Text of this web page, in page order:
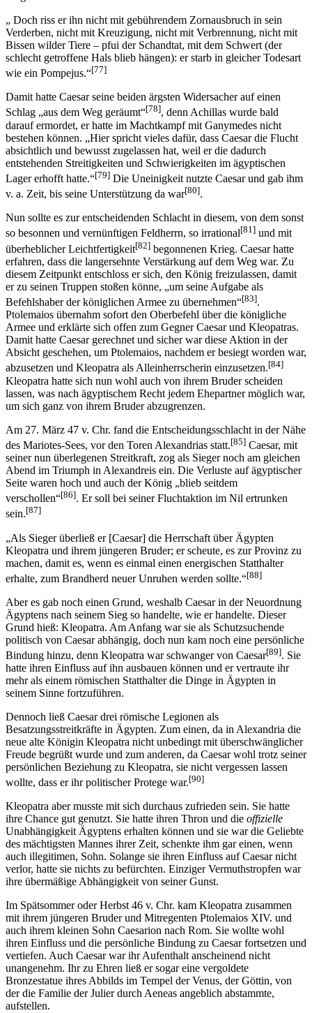
„ Doch riss er ihn nicht mit gebührendem Zornausbruch in sein
Verderben, nicht mit Kreuzigung, nicht mit Verbrennung, nicht mit
Bissen wilder Tiere – pfui der Schandtat, mit dem Schwert (der
schlecht getroffene Hals blieb hängen): er starb in gleicher Todesart
wie ein Pompejus.“[77]
Damit hatte Caesar seine beiden ärgsten Widersacher auf einen
Schlag „aus dem Weg geräumt“[78], denn Achillas wurde bald
darauf ermordet, er hatte im Machtkampf mit Ganymedes nicht
bestehen können. „Hier spricht vieles dafür, dass Caesar die Flucht
absichtlich und bewusst zugelassen hat, weil er die dadurch
entstehenden Streitigkeiten und Schwierigkeiten im ägyptischen
Lager erhofft hatte.“[79] Die Uneinigkeit nutzte Caesar und gab ihm
v. a. Zeit, bis seine Unterstützung da war[80].
Nun sollte es zur entscheidenden Schlacht in diesem, von dem sonst
so besonnen und vernünftigen Feldherrn, so irrational[81] und mit
überheblicher Leichtfertigkeit[82] begonnenen Krieg. Caesar hatte
erfahren, dass die langersehnte Verstärkung auf dem Weg war. Zu
diesem Zeitpunkt entschloss er sich, den König freizulassen, damit
er zu seinen Truppen stoßen könne, „um seine Aufgabe als
Befehlshaber der königlichen Armee zu übernehmen“[83].
Ptolemaios übernahm sofort den Oberbefehl über die königliche
Armee und erklärte sich offen zum Gegner Caesar und Kleopatras.
Damit hatte Caesar gerechnet und sicher war diese Aktion in der
Absicht geschehen, um Ptolemaios, nachdem er besiegt worden war,
abzusetzen und Kleopatra als Alleinherrscherin einzusetzen.[84]
Kleopatra hatte sich nun wohl auch von ihrem Bruder scheiden
lassen, was nach ägyptischem Recht jedem Ehepartner möglich war,
um sich ganz von ihrem Bruder abzugrenzen.
Am 27. März 47 v. Chr. fand die Entscheidungsschlacht in der Nähe
des Mariotes-Sees, vor den Toren Alexandrias statt.[85] Caesar, mit
seiner nun überlegenen Streitkraft, zog als Sieger noch am gleichen
Abend im Triumph in Alexandreis ein. Die Verluste auf ägyptischer
Seite waren hoch und auch der König „blieb seitdem
verschollen“[86]. Er soll bei seiner Fluchtaktion im Nil ertrunken
sein.[87]
„Als Sieger überließ er [Caesar] die Herrschaft über Ägypten
Kleopatra und ihrem jüngeren Bruder; er scheute, es zur Provinz zu
machen, damit es, wenn es einmal einen energischen Statthalter
erhalte, zum Brandherd neuer Unruhen werden sollte.“[88]
Aber es gab noch einen Grund, weshalb Caesar in der Neuordnung
Ägyptens nach seinem Sieg so handelte, wie er handelte. Dieser
Grund hieß: Kleopatra. Am Anfang war sie als Schutzsuchende
politisch von Caesar abhängig, doch nun kam noch eine persönliche
Bindung hinzu, denn Kleopatra war schwanger von Caesar[89]. Sie
hatte ihren Einfluss auf ihn ausbauen können und er vertraute ihr
mehr als einem römischen Statthalter die Dinge in Ägypten in
seinem Sinne fortzuführen.
Dennoch ließ Caesar drei römische Legionen als
Besatzungsstreitkräfte in Ägypten. Zum einen, da in Alexandria die
neue alte Königin Kleopatra nicht unbedingt mit überschwänglicher
Freude begrüßt wurde und zum anderen, da Caesar wohl trotz seiner
persönlichen Beziehung zu Kleopatra, sie nicht vergessen lassen
wollte, dass er ihr politischer Protege war.[90]
Kleopatra aber musste mit sich durchaus zufrieden sein. Sie hatte
ihre Chance gut genutzt. Sie hatte ihren Thron und die offizielle
Unabhängigkeit Ägyptens erhalten können und sie war die Geliebte
des mächtigsten Mannes ihrer Zeit, schenkte ihm gar einen, wenn
auch illegitimen, Sohn. Solange sie ihren Einfluss auf Caesar nicht
verlor, hatte sie nichts zu befürchten. Einziger Vermuthstropfen war
ihre übermäßige Abhängigkeit von seiner Gunst.
Im Spätsommer oder Herbst 46 v. Chr. kam Kleopatra zusammen
mit ihrem jüngeren Bruder und Mitregenten Ptolemaios XIV. und
auch ihrem kleinen Sohn Caesarion nach Rom. Sie wollte wohl
ihren Einfluss und die persönliche Bindung zu Caesar fortsetzen und
vertiefen. Auch Caesar war ihr Aufenthalt anscheinend nicht
unangenehm. Ihr zu Ehren ließ er sogar eine vergoldete
Bronzestatue ihres Abbilds im Tempel der Venus, der Göttin, von
der die Familie der Julier durch Aeneas angeblich abstammte,
aufstellen.